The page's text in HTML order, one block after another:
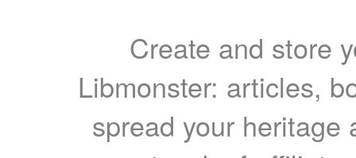
Create and store
Libmonster: articles,
spread your heritage